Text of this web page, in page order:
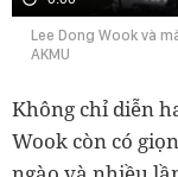
Lee Dong Wook và
AKMU
Không chỉ diễn
Wook còn có